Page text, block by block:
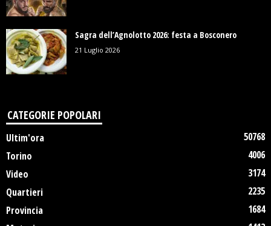
Sagra dell’Agnolotto 2026: festa a Bosconero
21 Luglio 2026
CATEGORIE POPOLARI
Ultim'ora
50768
Torino
4006
Video
3174
Quartieri
2235
Provincia
1684